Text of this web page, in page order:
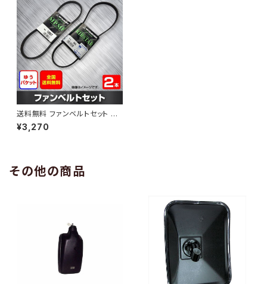
送料無料 ファンベルトセット 日
産 サニー 型式B15 H12.09～H
14.05 （国内トップメーカー） 2
¥3,270
その他の商品